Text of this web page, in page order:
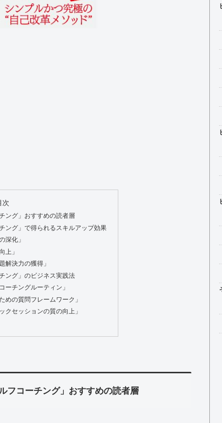
次
ング」おすすめの読者層
ング」で得られるスキルアップ効果
深化」
上」
解決力の獲得」
ング」のビジネス実践法
ーチングルーティン」
めの質問フレームワーク」
クセッションの質の向上」
フコーチング」おすすめの読者層